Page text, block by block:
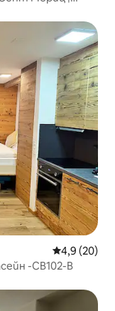
Средна
4,9 (20)
-CB102-B